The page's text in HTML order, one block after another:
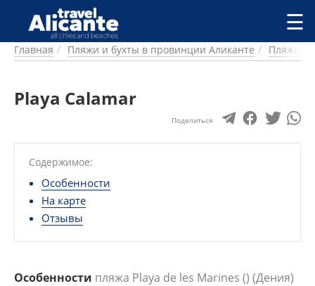
Перейти к основному содержанию
ГОРОДА
ПИТАНИЕ
ПРОЖИВАНИЕ
ДОСТОПРИМЕЧАТЕЛЬНОСТИ
КЕМПИНГ
КОМАРКИ (РАЙОНЫ)
РЕЦЕПТЫ
УСЛУГИ
☰
Главная Пляжи и бухты в провинции Аликанте Пляжи и
Playa Сalamar
Поделиться
Содержимое:
Особенности
На карте
Отзывы
Особенности пляжа Playa de les Marines () (Дения)